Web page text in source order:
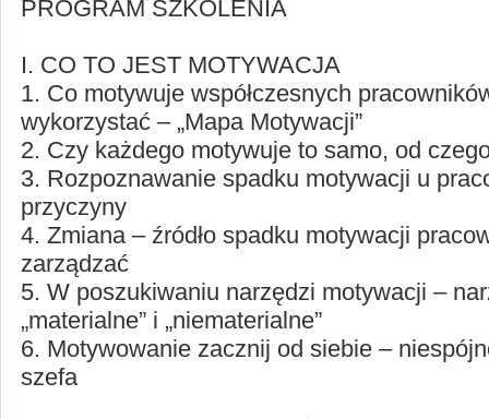
PROGRAM SZKOLENIA
I. CO TO JEST MOTYWACJA
1. Co motywuje współczesnych
wykorzystać – „Mapa Motywacji”
2. Czy każdego motywuje to samo, od
3. Rozpoznawanie spadku motywacji u
przyczyny
4. Zmiana – źródło spadku motywacji
zarządzać
5. W poszukiwaniu narzędzi motywacji –
„materialne” i „niematerialne”
6. Motywowanie zacznij od siebie –
szefa